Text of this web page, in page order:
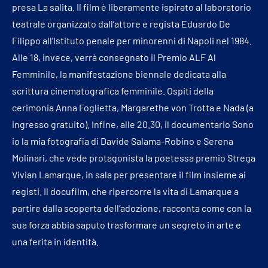
presa La salita. Il film è liberamente ispirato al laboratorio
teatrale organizzato dall’attore e regista Eduardo De
Filippo all’Istituto penale per minorenni di Napoli nel 1984.
Alle 18, invece, verrà consegnato il Premio ALF Al
Femminile, la manifestazione biennale dedicata alla
scrittura cinematografica femminile. Ospiti della
cerimonia Anna Foglietta, Margarethe von Trotta e Nada (a
ingresso gratuito). Infine, alle 20.30, il documentario Sono
io la mia fotografia di Davide Salama-Robino e Serena
Molinari, che vede protagonista la poetessa premio Strega
Vivian Lamarque, in sala per presentare il film insieme ai
registi. Il docufilm, che ripercorre la vita di Lamarque a
partire dalla scoperta dell’adozione, racconta come con la
sua forza abbia saputo trasformare un segreto in arte e
una ferita in identità.